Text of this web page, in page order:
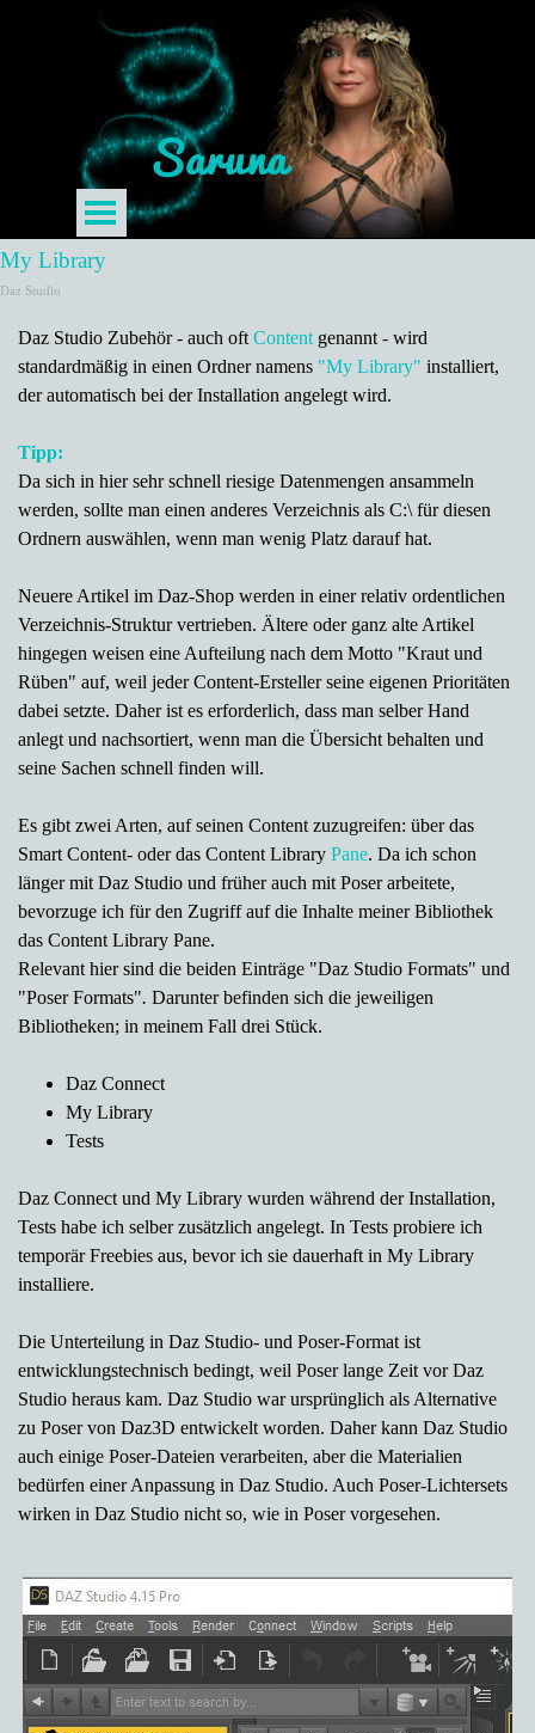
My Library
Daz Studio
Daz Studio Zubehör - auch oft Content genannt - wird
standardmäßig in einen Ordner namens "My Library" installiert,
der automatisch bei der Installation angelegt wird.
Tipp:
Da sich in hier sehr schnell riesige Datenmengen ansammeln
werden, sollte man einen anderes Verzeichnis als C:\ für diesen
Ordnern auswählen, wenn man wenig Platz darauf hat.
Neuere Artikel im Daz-Shop werden in einer relativ ordentlichen
Verzeichnis-Struktur vertrieben. Ältere oder ganz alte Artikel
hingegen weisen eine Aufteilung nach dem Motto "Kraut und
Rüben" auf, weil jeder Content-Ersteller seine eigenen Prioritäten
dabei setzte. Daher ist es erforderlich, dass man selber Hand
anlegt und nachsortiert, wenn man die Übersicht behalten und
seine Sachen schnell finden will.
Es gibt zwei Arten, auf seinen Content zuzugreifen: über das
Smart Content- oder das Content Library Pane. Da ich schon
länger mit Daz Studio und früher auch mit Poser arbeitete,
bevorzuge ich für den Zugriff auf die Inhalte meiner Bibliothek
das Content Library Pane.
Relevant hier sind die beiden Einträge "Daz Studio Formats" und
"Poser Formats". Darunter befinden sich die jeweiligen
Bibliotheken; in meinem Fall drei Stück.
Daz Connect
My Library
Tests
Daz Connect und My Library wurden während der Installation,
Tests habe ich selber zusätzlich angelegt. In Tests probiere ich
temporär Freebies aus, bevor ich sie dauerhaft in My Library
installiere.
Die Unterteilung in Daz Studio- und Poser-Format ist
entwicklungstechnisch bedingt, weil Poser lange Zeit vor Daz
Studio heraus kam. Daz Studio war ursprünglich als Alternative
zu Poser von Daz3D entwickelt worden. Daher kann Daz Studio
auch einige Poser-Dateien verarbeiten, aber die Materialien
bedürfen einer Anpassung in Daz Studio. Auch Poser-Lichtersets
wirken in Daz Studio nicht so, wie in Poser vorgesehen.